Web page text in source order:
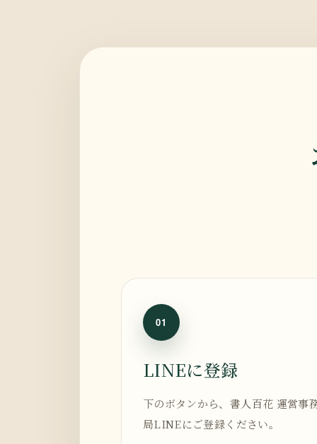
01
LINEに登録
下のボタンから、書人百花 運営事
局LINEにご登録ください。